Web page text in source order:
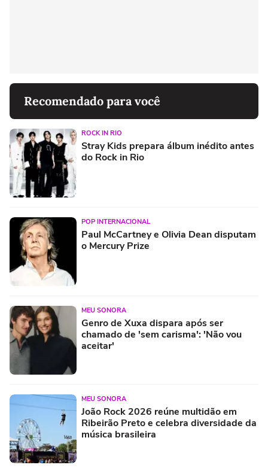
Recomendado para você
ROCK IN RIO
Stray Kids prepara álbum inédito antes
do Rock in Rio
POP INTERNACIONAL
Paul McCartney e Olivia Dean disputam
o Mercury Prize
MEU SONORA
Genro de Xuxa dispara após ser
chamado de 'sem carisma': 'Não vou
aceitar'
MEU SONORA
João Rock 2026 reúne multidão em
Ribeirão Preto e celebra diversidade da
música brasileira